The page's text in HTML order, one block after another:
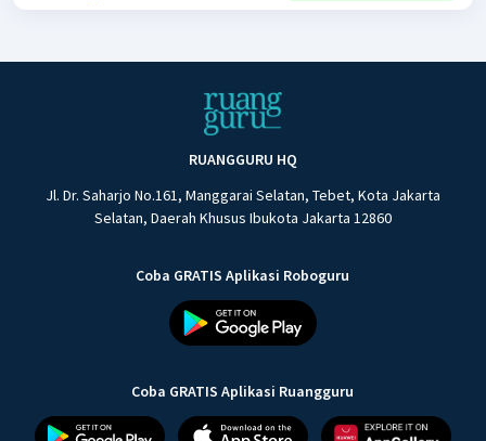
RUANGGURU HQ
Jl. Dr. Saharjo No.161, Manggarai Selatan, Tebet, Kota Jakarta
Selatan, Daerah Khusus Ibukota Jakarta 12860
Coba GRATIS Aplikasi Roboguru
Coba GRATIS Aplikasi Ruangguru